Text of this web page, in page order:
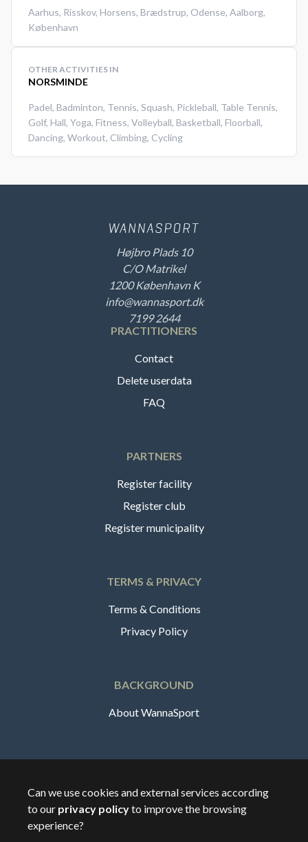
Aarhus, Risskov, Horsens, Brædstrup, Odense, Aalborg,
København
OTHER ACTIVITIES IN
NORSMINDE
Padel, Badminton, Tennis, Squash, Pickleball, Table Tennis,
Golf, Hall, Yoga, Fitness, Volleyball, Basketball, Floorball,
Dancing, Workout, Climbing, Cycling
Højbro Plads 10
C/O Matrikel
1200 København K
info@wannasport.dk
7199 2644
PRACTITIONERS
Contact
Delete userdata
FAQ
PARTNERS
Register facility
Register club
Register municipality
TERMS & PRIVACY
Terms & Conditions
Privacy Policy
BACKGROUND
About WannaSport
🇸🇪Sverige
Can we use cookies and external services according
to our privacy policyto improve the browsing
experience?